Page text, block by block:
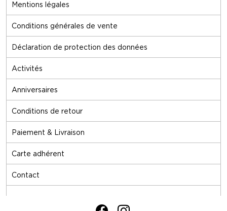
Mentions légales
Conditions générales de vente
Déclaration de protection des données
Activités
Anniversaires
Conditions de retour
Paiement & Livraison
Carte adhérent
Contact